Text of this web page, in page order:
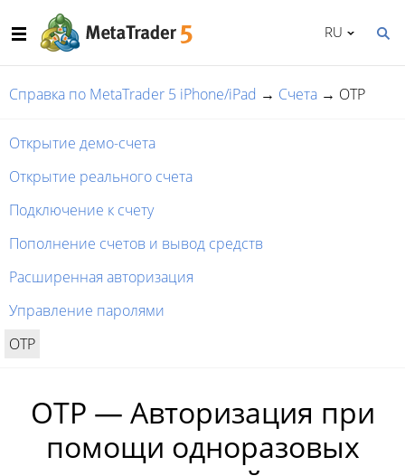
RU
Справка по MetaTrader 5 iPhone/iPad → Счета → OTP
Открытие демо-счета
Открытие реального счета
Подключение к счету
Пополнение счетов и вывод средств
Расширенная авторизация
Управление паролями
OTP
OTP — Авторизация при
помощи одноразовых